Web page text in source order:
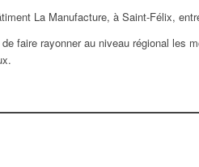
La Manufacture, à Saint-Félix,
faire rayonner au niveau régional les